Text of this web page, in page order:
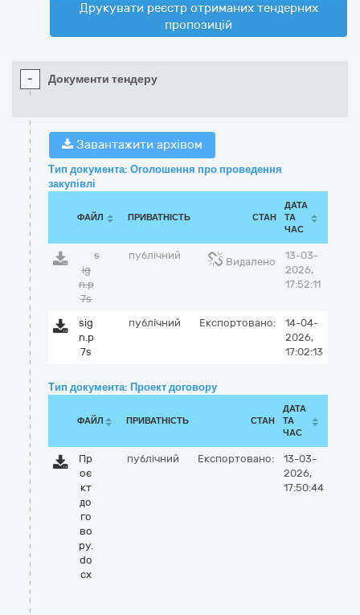
Друкувати реєстр отриманих тендерних
пропозицій
- Документи тендеру
Завантажити архівом
Тип документа: Оголошення про проведення
закупівлі
ФАЙЛ ПРИВАТНІСТЬ СТАН
ДАТА
ТА
ЧАС
s
ig
n.p
7s
публічний
Видалено
13-03-
2026,
17:52:11
sig
n.p
7s
публічний Експортовано:
14-04-
2026,
17:02:13
Тип документа: Проект договору
ФАЙЛ ПРИВАТНІСТЬ СТАН
ДАТА
ТА
ЧАС
Пр
оє
кт
до
го
во
ру.
do
cx
публічний Експортовано:
13-03-
2026,
17:50:44